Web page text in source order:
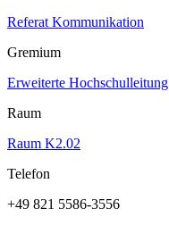
Referat Kommunikation
Gremium
Erweiterte Hochschulleitung
Raum
Raum K2.02
Telefon
+49 821 5586-3556